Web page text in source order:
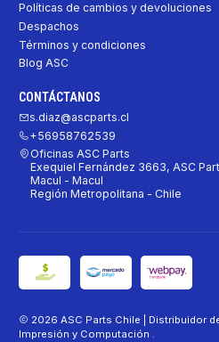
Políticas de cambios y devoluciones
Despachos
Términos y condiciones
Blog ASC
CONTÁCTANOS
s.diaz@ascparts.cl
+56958762539
Oficinas ASC Parts
Exequiel Fernández 3663, ASC
Macul - Macul
Región Metropolitana - Chile
2026 ASC Parts Chile | Distribuidor
Impresión y Computación .